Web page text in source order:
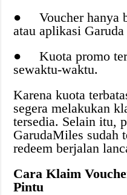
● Voucher hanya
atau aplikasi
● Kuota promo
sewaktu-waktu.
Karena kuota
segera melakukan
tersedia. Selain itu,
GarudaMiles sudah
redeem berjalan
Cara Klaim
Pintu